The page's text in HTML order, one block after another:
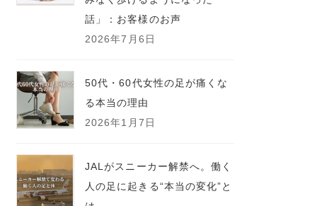
話」：お客様のお声
2026年7月6日
50代・60代女性の足が痛くな
る本当の理由
2026年1月7日
JALがスニーカー解禁へ。働く
人の足に起きる“本当の変化”と